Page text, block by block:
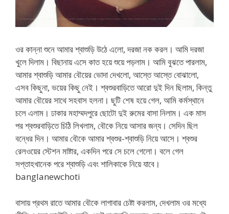
ওর কান্না শুনে আমার শ্বাশুড়ি উঠে এলো, দরজা নক করল। আমি দরজা
খুলে দিলাম। বিছানায় এসে কাত হয়ে শুয়ে পড়লাম। আমি বুঝতে পারলাম,
আমার শ্বাশুড়ি আমার বৌয়ের ভোদা দেখলো, আস্তে আস্তে বোঝালো,
এসব কিছুনা, ভয়ের কিছু নেই। শ্বশুরবাড়িতে আরো দুই দিন ছিলাম, কিন্তু
আমার বৌয়ের সাথে সহবাস হলনা। ছুটি শেষ হয়ে গেল, আমি কর্মস্থানে
চলে এলাম। ঢাকার মহাম্মদপুরে ছোটো দুই রুমের বাসা নিলাম। এক মাস
পর শ্বশুরবাড়িতে চিঠি লিখলাম, বৌকে নিয়ে আসার জন্য। সেদিন ছিল
বন্ধের দিন। আমার বৌকে আমার শ্বশুর-শ্বাশুড়ি নিয়ে আসে। শ্বশুর
রেলওয়ের স্টেশন মাষ্টার, একদিন পরে সে চলে গেলো। বলে গেল
সপ্তাহখানেক পরে শ্বাশুড়ি এবং শালিকাকে নিয়ে যাবে।
banglanewchoti
বাসায় প্রথম রাতে আমার বৌকে লাগাবার চেষ্টা করলাম, দেখলাম ওর মধ্যে